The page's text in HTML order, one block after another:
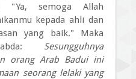
"Ya, semoga Allah
kepada ahli dan
yang baik." Maka
Sesungguhnya
orang Arab Badui ini
seorang lelaki yang